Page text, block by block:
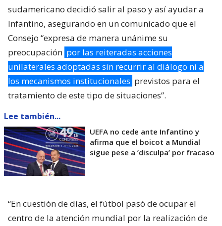
sudamericano decidió salir al paso y así ayudar a
Infantino, asegurando en un comunicado que el
Consejo “expresa de manera unánime su
preocupación por las reiteradas acciones
unilaterales adoptadas sin recurrir al diálogo ni a
los mecanismos institucionales previstos para el
tratamiento de este tipo de situaciones”.
Lee también...
UEFA no cede ante Infantino y
afirma que el boicot a Mundial
sigue pese a ’disculpa’ por fracaso
“En cuestión de días, el fútbol pasó de ocupar el
centro de la atención mundial por la realización de